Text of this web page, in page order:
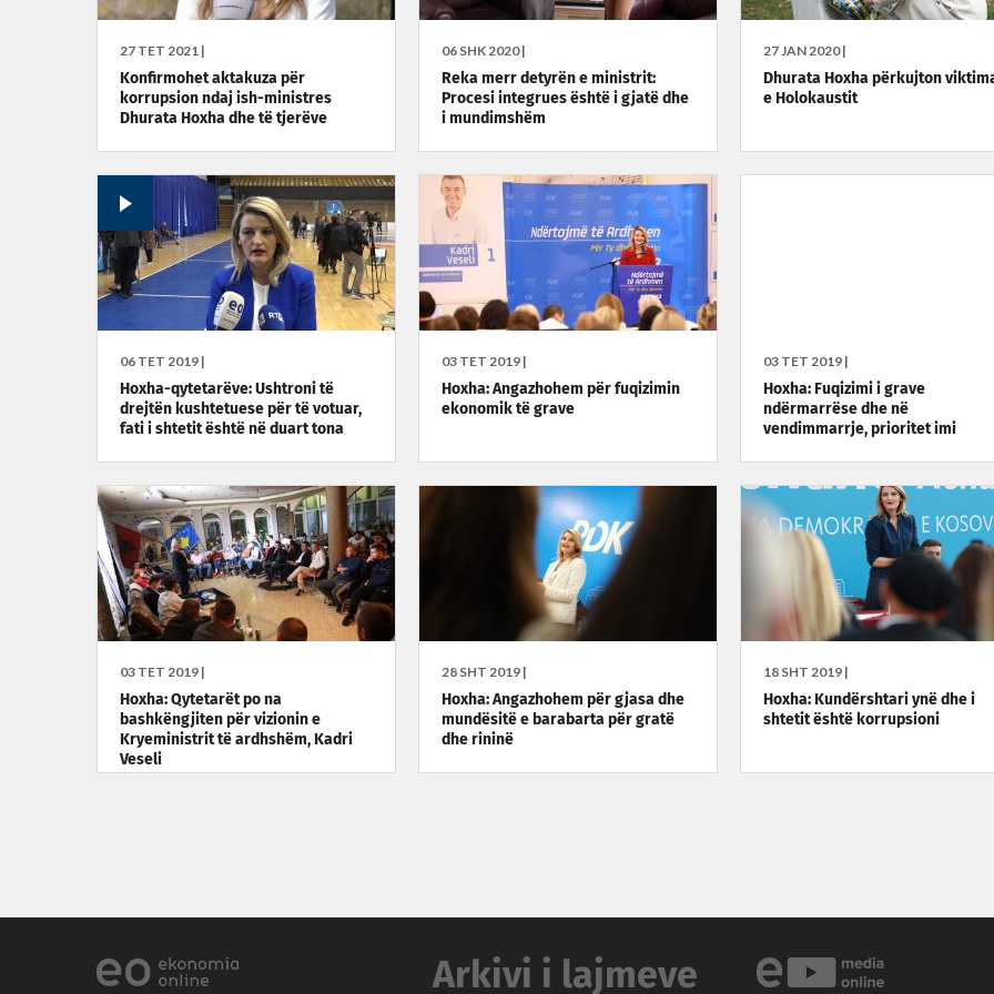
27 TET 2021 |
Konfirmohet aktakuza për
korrupsion ndaj ish-ministres
Dhurata Hoxha dhe të tjerëve
06 SHK 2020 |
Reka merr detyrën e ministrit:
Procesi integrues është i gjatë dhe
i mundimshëm
27 JAN 2020 |
Dhurata Hoxha përkujton
e Holokaustit
06 TET 2019 |
Hoxha-qytetarëve: Ushtroni të
drejtën kushtetuese për të votuar,
fati i shtetit është në duart tona
03 TET 2019 |
Hoxha: Angazhohem për fuqizimin
ekonomik të grave
03 TET 2019 |
Hoxha: Fuqizimi i grave
ndërmarrëse dhe në
vendimmarrje, prioritet imi
03 TET 2019 |
Hoxha: Qytetarët po na
bashkëngjiten për vizionin e
Kryeministrit të ardhshëm, Kadri
Veseli
28 SHT 2019 |
Hoxha: Angazhohem për gjasa dhe
mundësitë e barabarta për gratë
dhe rininë
18 SHT 2019 |
Hoxha: Kundërshtari ynë dhe i
shtetit është korrupsioni
Arkivi i lajmeve